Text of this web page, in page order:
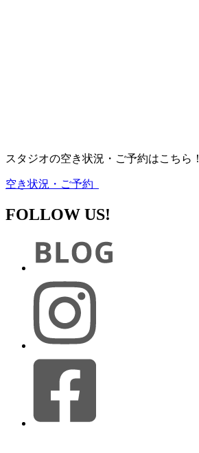
スタジオの空き状況・ご予約はこちら！
空き状況・ご予約
FOLLOW US!